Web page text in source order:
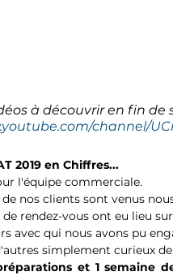
à découvrir en fin
channel/
2019 en Chiffres...
l'équipe commerciale.
nos clients sont venus
rendez-vous ont eu lieu
avec qui nous avons pu
simplement curieux
et 1 semaine